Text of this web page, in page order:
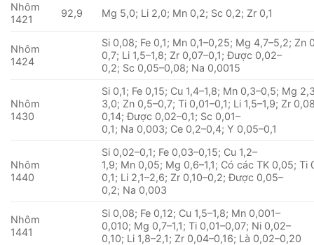
Nhôm
1421
92,9 Mg 5,0; Li 2,0; Mn 0,2; Sc 0,2; Zr 0,1
Nhôm
1424
Si 0,08; Fe 0,1; Mn 0,1–0,25; Mg 4,7–5,2; Zn
0,7; Li 1,5–1,8; Zr 0,07–0,1; Được 0,02–
0,2; Sc 0,05–0,08; Na 0,0015
Nhôm
1430
Si 0,1; Fe 0,15; Cu 1,4–1,8; Mn 0,3–0,5; Mg
3,0; Zn 0,5–0,7; Ti 0,01–0,1; Li 1,5–1,9; Zr
0,14; Được 0,02–0,1; Sc 0,01–
0,1; Na 0,003; Ce 0,2–0,4; Y 0,05–0,1
Nhôm
1440
Si 0,02–0,1; Fe 0,03–0,15; Cu 1,2–
1,9; Mn 0,05; Mg 0,6–1,1; Có các TK 0,05; Ti
0,1; Li 2,1–2,6; Zr 0,10–0,2; Được 0,05–
0,2; Na 0,003
Nhôm
1441
Si 0,08; Fe 0,12; Cu 1,5–1,8; Mn 0,001–
0,010; Mg 0,7–1,1; Ti 0,01–0,07; Ni 0,02–
0,10; Li 1,8–2,1; Zr 0,04–0,16; Là 0,02–0,20